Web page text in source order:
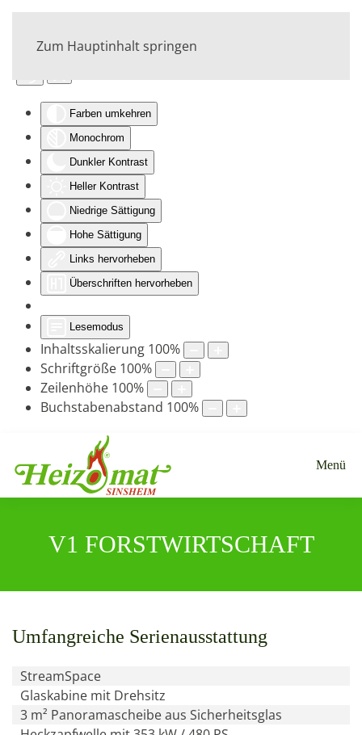
Eingabehilfen öffnen
Farben umkehren
Monochrom
Dunkler Kontrast
Heller Kontrast
Niedrige Sättigung
Hohe Sättigung
Links hervorheben
Überschriften hervorheben
Lesemodus
Inhaltsskalierung 100%
Schriftgröße 100%
Zeilenhöhe 100%
Buchstabenabstand 100%
Zum Hauptinhalt springen
Menü
V1 FORSTWIRTSCHAFT
Umfangreiche Serienausstattung
StreamSpace
Glaskabine mit Drehsitz
3 m² Panoramascheibe aus Sicherheitsglas